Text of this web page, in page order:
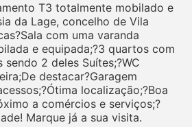
T3 totalmente mobilado e
da Lage, concelho de Vila
com uma varanda
e equipada;?3 quartos com
2 deles Suítes;?WC
destacar?Garagem
localização;?Boa
a comércios e serviços;?
Marque já a sua visita.